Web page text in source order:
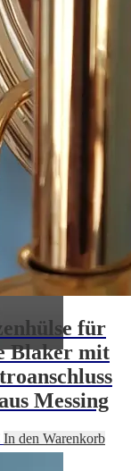
für
Blaker mit
Messing
In den Warenkorb